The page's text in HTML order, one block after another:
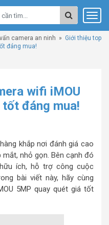
camera an ninh » Giới thiệu top
đáng mua!
wifi iMOU
đáng mua!
khắp nơi đánh giá cao
nhỏ gọn. Bên cạnh đó
ích, hỗ trợ công cuộc
bài viết này, hãy cùng
5MP quay quét giá tốt